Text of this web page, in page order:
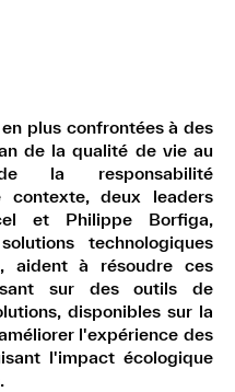
plus confrontées à des
de la qualité de vie au
la responsabilité
contexte, deux leaders
et Philippe Borfiga,
technologiques
aident à résoudre ces
sur des outils de
disponibles sur la
l'expérience des
l'impact écologique